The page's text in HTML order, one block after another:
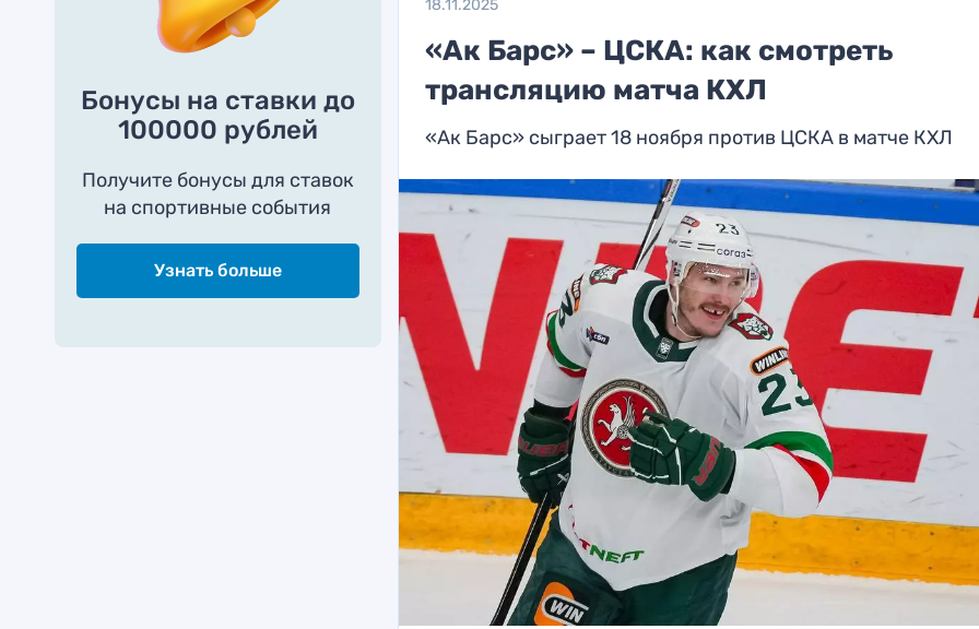
Бонусы на ставки до
100000 рублей
Получите бонусы для ставок
на спортивные события
Узнать больше
18.11.2025
«Ак Барс» – ЦСКА: как смотреть
трансляцию матча КХЛ
«Ак Барс» сыграет 18 ноября против ЦСКА в матче КХЛ